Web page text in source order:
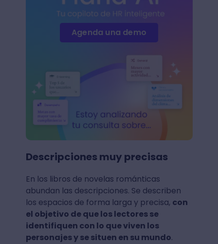
Agenda una demo
Descripciones muy precisas
En los libros de novelas románticas
abundan las descripciones. Se describen
los espacios de forma larga y precisa, con
el objetivo de que los lectores se
identifiquen con lo que viven los
personajes y se situen en su mundo.